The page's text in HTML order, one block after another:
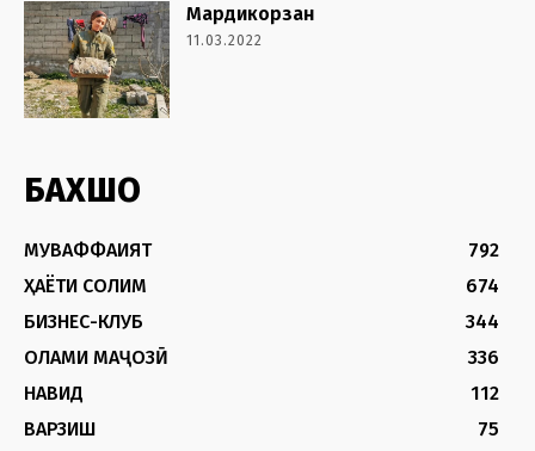
Мардикорзан
11.03.2022
БАХШҲО
МУВАФФАҚИЯТ
792
ҲАЁТИ СОЛИМ
674
БИЗНЕС-КЛУБ
344
ОЛАМИ МАҶОЗӢ
336
НАВИД
112
ВАРЗИШ
75